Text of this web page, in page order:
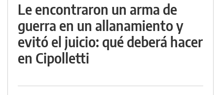
Le encontraron un arma de
guerra en un allanamiento y
evitó el juicio: qué deberá hacer
en Cipolletti